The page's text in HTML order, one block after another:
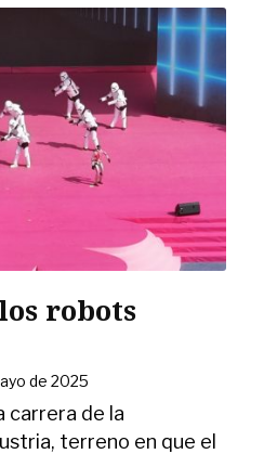
robots
de 2025
carrera de la
terreno en que el